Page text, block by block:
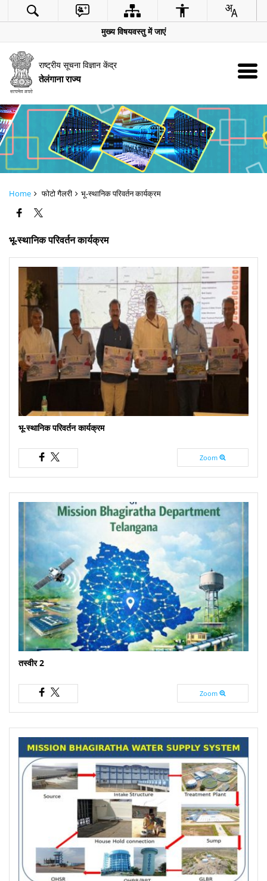
मुख्य विषयवस्तु में जाएं
राष्ट्रीय सूचना विज्ञान केंद्र
तेलंगाना राज्य
Home फोटो गैलरी भू-स्थानिक परिवर्तन कार्यक्रम
भू-स्थानिक परिवर्तन कार्यक्रम
भू-स्थानिक परिवर्तन कार्यक्रम
Zoom
तस्वीर 2
Zoom